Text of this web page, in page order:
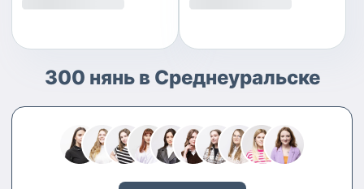
300 нянь в Среднеуральске